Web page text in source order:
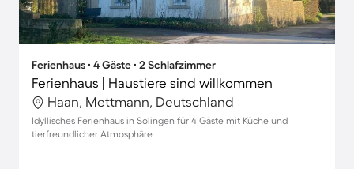
Ferienhaus ∙ 4 Gäste ∙ 2 Schlafzimmer
Ferienhaus | Haustiere sind willkommen
Haan, Mettmann, Deutschland
Idyllisches Ferienhaus in Solingen für 4 Gäste mit Küche und
tierfreundlicher Atmosphäre